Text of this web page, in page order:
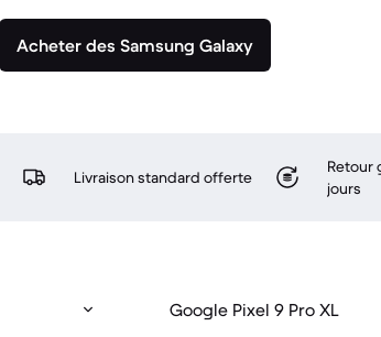
Acheter des Samsung Galaxy
Livraison standard offerte
Retour
jours
Google Pixel 9 Pro XL